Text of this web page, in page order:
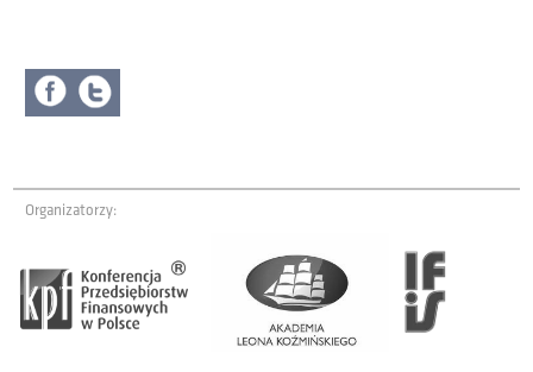
Organizatorzy: